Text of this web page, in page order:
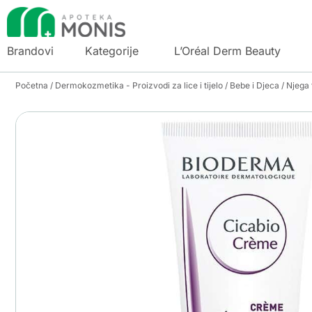
Brandovi Kategorije L’Oréal Derm Beauty
Početna / Dermokozmetika - Proizvodi za lice i tijelo / Bebe i Djeca / Njega